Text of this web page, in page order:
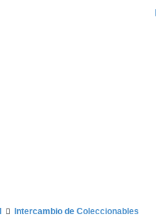
Intercambio de Coleccionables